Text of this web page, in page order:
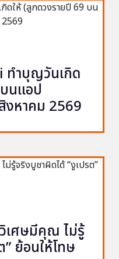
ทำบุญวันเกิด
นแอป
งหาคม 2569
เศษมีคุณ ไม่รู้
” ย้อนให้โทษ